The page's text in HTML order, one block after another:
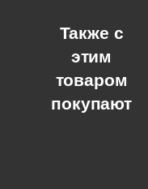
Также с
этим
товаром
покупают